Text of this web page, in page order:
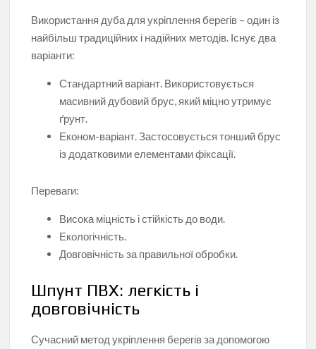
Використання дуба для укріплення берегів – один із
найбільш традиційних і надійних методів. Існує два
варіанти:
Стандартний варіант. Використовується
масивний дубовий брус, який міцно утримує
ґрунт.
Економ-варіант. Застосовується тонший брус
із додатковими елементами фіксації.
Переваги:
Висока міцність і стійкість до води.
Екологічність.
Довговічність за правильної обробки.
Шпунт ПВХ: легкість і
довговічність
Сучасний метод укріплення берегів за допомогою